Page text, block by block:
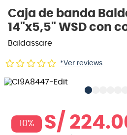
Caja de banda
14"x5,5" WSD con
Baldassare
*Ver reviews
10% S/ 224.